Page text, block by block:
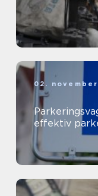
02.
effektiv